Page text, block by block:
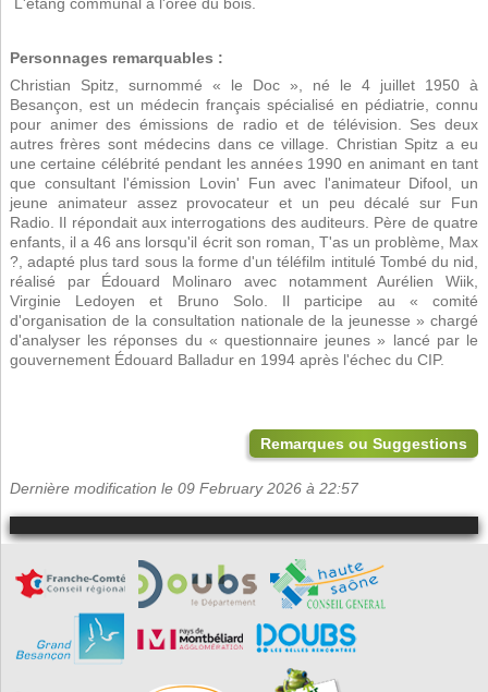
Personnages remarquables :
Christian Spitz, surnommé « le Doc », né le 4 juillet 1950 à
Besançon, est un médecin français spécialisé en pédiatrie, connu
pour animer des émissions de radio et de télévision. Ses deux
autres frères sont médecins dans ce village. Christian Spitz a eu
une certaine célébrité pendant les années 1990 en animant en tant
que consultant l'émission Lovin' Fun avec l'animateur Difool, un
jeune animateur assez provocateur et un peu décalé sur Fun
Radio. Il répondait aux interrogations des auditeurs. Père de quatre
enfants, il a 46 ans lorsqu'il écrit son roman, T'as un problème, Max
?, adapté plus tard sous la forme d'un téléfilm intitulé Tombé du nid,
réalisé par Édouard Molinaro avec notamment Aurélien Wiik,
Virginie Ledoyen et Bruno Solo. Il participe au « comité
d'organisation de la consultation nationale de la jeunesse » chargé
d'analyser les réponses du « questionnaire jeunes » lancé par le
gouvernement Édouard Balladur en 1994 après l'échec du CIP.
Remarques ou Suggestions
Dernière modification le 09 February 2026 à 22:57